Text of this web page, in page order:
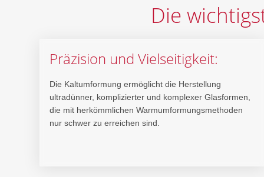
Die
Präzision und Vielseitigkeit:
Die Kaltumformung ermöglicht die Herstellung
ultradünner, komplizierter und komplexer Glasformen,
die mit herkömmlichen Warmumformungsmethoden
nur schwer zu erreichen sind.